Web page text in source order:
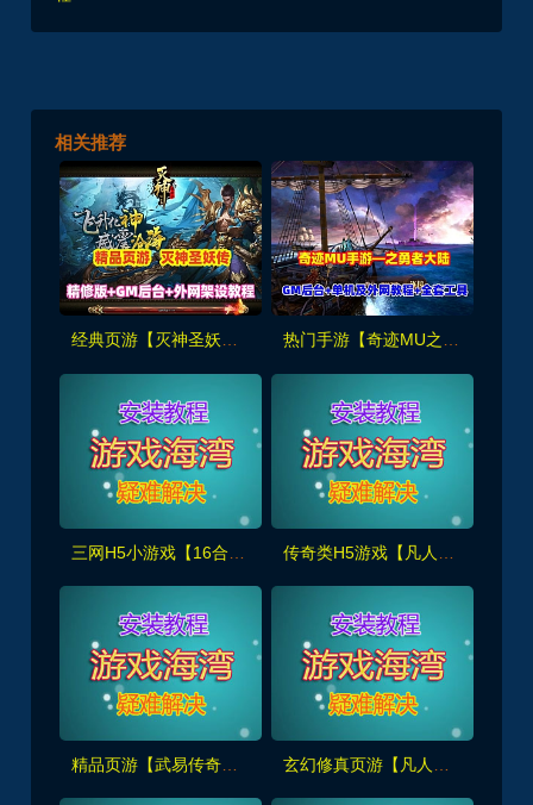
相关推荐
经典页游【灭神圣妖传】精修版，画质高清,带GM后台+手工外网端架设教程 热门手游【奇迹MU之勇者大陆】VM单机版+手工服务端+GM后台+外网架设教程及全套工具
精品页游【武易传奇】新增全职业110级装备,足迹时装,锻铸合成,新增极·屠龙套装+GM物品命令